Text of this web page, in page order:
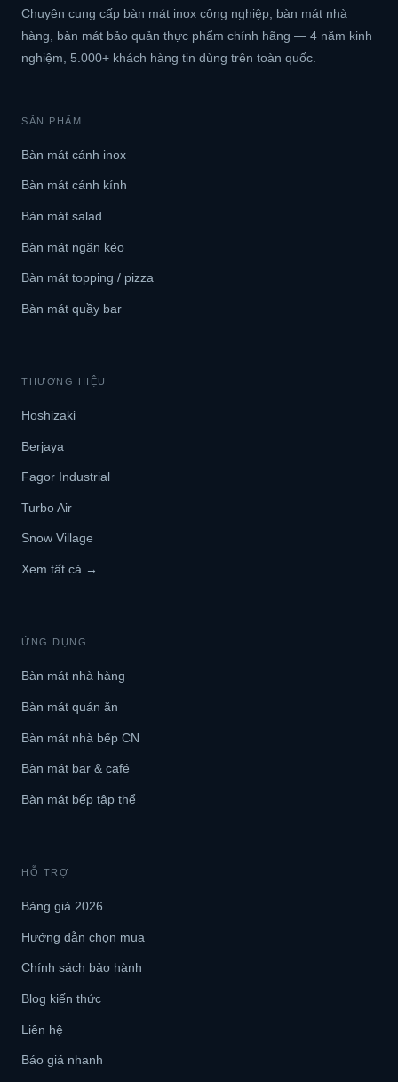
Chuyên cung cấp bàn mát inox công nghiệp, bàn mát nhà
hàng, bàn mát bảo quản thực phẩm chính hãng — 4 năm kinh
nghiệm, 5.000+ khách hàng tin dùng trên toàn quốc.
SẢN PHẨM
Bàn mát cánh inox
Bàn mát cánh kính
Bàn mát salad
Bàn mát ngăn kéo
Bàn mát topping / pizza
Bàn mát quầy bar
THƯƠNG HIỆU
Hoshizaki
Berjaya
Fagor Industrial
Turbo Air
Snow Village
Xem tất cả →
ỨNG DỤNG
Bàn mát nhà hàng
Bàn mát quán ăn
Bàn mát nhà bếp CN
Bàn mát bar & café
Bàn mát bếp tập thể
HỖ TRỢ
Bảng giá 2026
Hướng dẫn chọn mua
Chính sách bảo hành
Blog kiến thức
Liên hệ
Báo giá nhanh